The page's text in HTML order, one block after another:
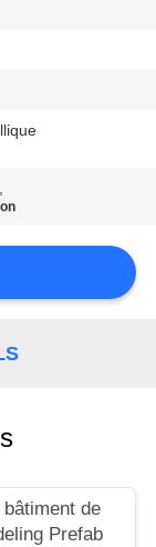
,
de
Prefab